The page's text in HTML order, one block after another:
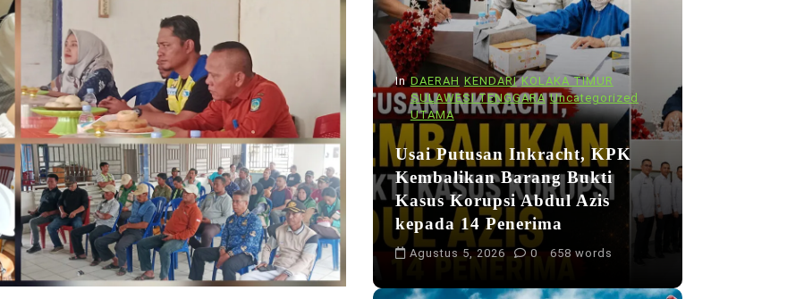
In DAERAH KENDARI KOLAKA TIMUR
SULAWESI TENGGARA Uncategorized
UTAMA
Usai Putusan Inkracht, KPK
Kembalikan Barang Bukti
Kasus Korupsi Abdul Azis
kepada 14 Penerima
Agustus 5, 2026 0 658 words